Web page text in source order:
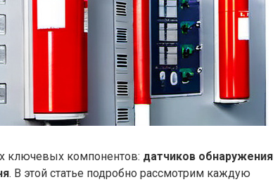
ключевых компонентов: датчиков обнаружения
. В этой статье подробно рассмотрим каждую